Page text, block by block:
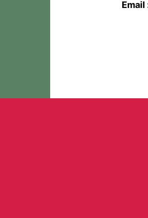
Email